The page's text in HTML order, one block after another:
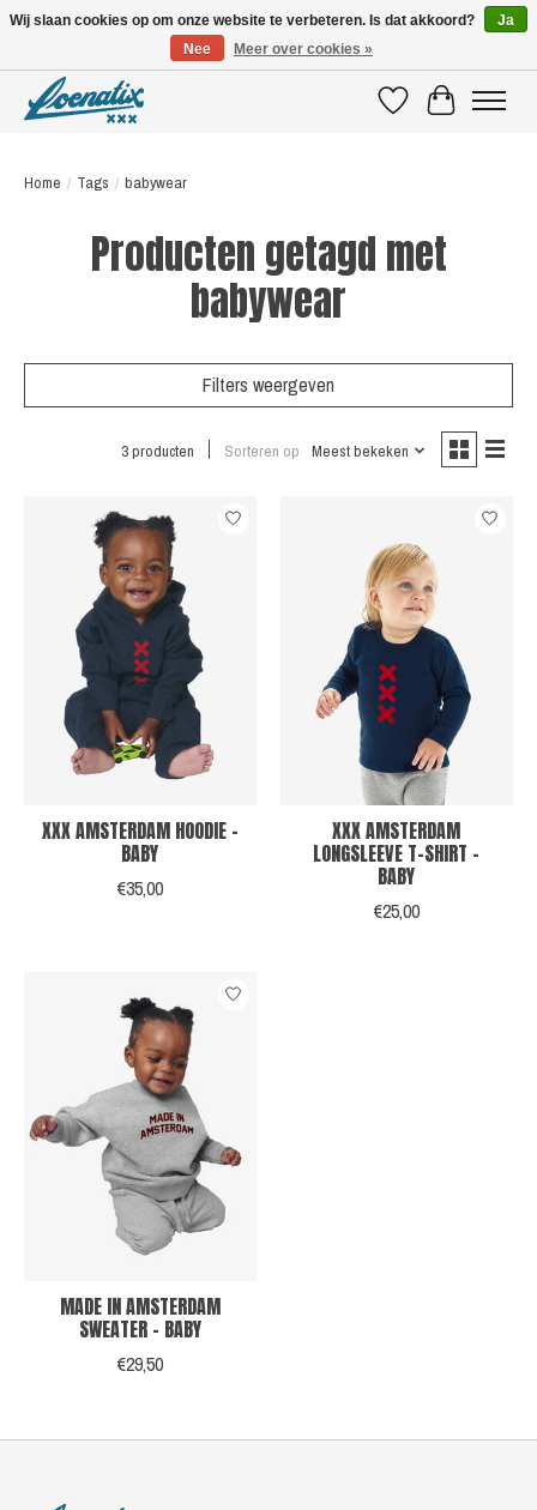
VerlanglijstWinkelwagen
Home / Tags / babywear
Producten getagd met
babywear
Filters weergeven
3 producten Sorteren op Meest bekeken
XXX AMSTERDAM HOODIE -
BABY
€35,00
XXX AMSTERDAM
LONGSLEEVE T-SHIRT -
BABY
€25,00
MADE IN AMSTERDAM
SWEATER - BABY
€29,50
Wij slaan cookies op om onze website te verbeteren. Is dat akkoord?
Ja
Nee
Meer over cookies »